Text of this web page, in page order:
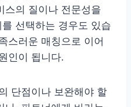
스의 질이나 전문성을
선택하는 경우도 있습
스러운 매칭으로 이어
인이 됩니다.
단점이나 보완해야 할